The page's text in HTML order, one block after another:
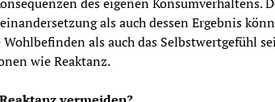
als auch dessen Ergebnis
als auch das Selbstwertgefühl
wie Reaktanz.